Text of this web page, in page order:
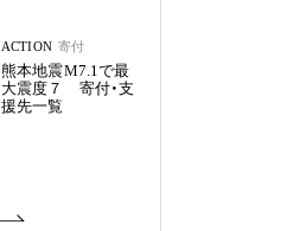
ACTION 寄付
熊本地震M7.1で最
大震度７ 寄付・支
援先一覧